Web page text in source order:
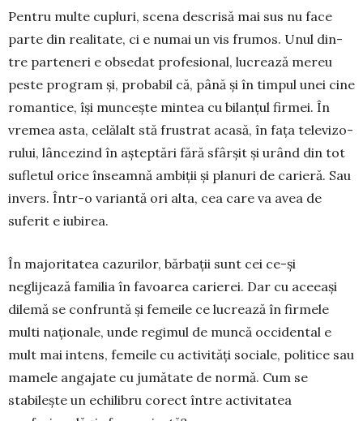
Pentru multe cu­pluri, scena descrisă mai sus nu face
parte din realitate, ci e numai un vis frumos. Unul din­
tre parteneri e obsedat profesional, lu­crează mereu
pes­te program și, probabil că, până și în timpul unei cine
romantice, își muncește min­tea cu bilanțul firmei. În
vre­mea asta, celălalt stă frus­trat acasă, în fața televi­zo­
rului, lâncezind în aștep­tări fără sfârșit și urând din tot
sufletul orice înseam­nă am­biții și planuri de carieră. Sau
invers. Într-o va­riantă ori alta, cea care va avea de
suferit e iubirea.
În majoritatea cazurilor, bărbații sunt cei ce-și
neglijează familia în favoarea carierei. Dar cu ace­eași
dilemă se confruntă și femeile ce lu­crează în firmele
multi naționale, unde regimul de muncă occidental e
mult mai intens, femeile cu activități sociale, politice sau
mamele anga­jate cu jumătate de normă. Cum se
stabilește un echilibru corect între activitatea